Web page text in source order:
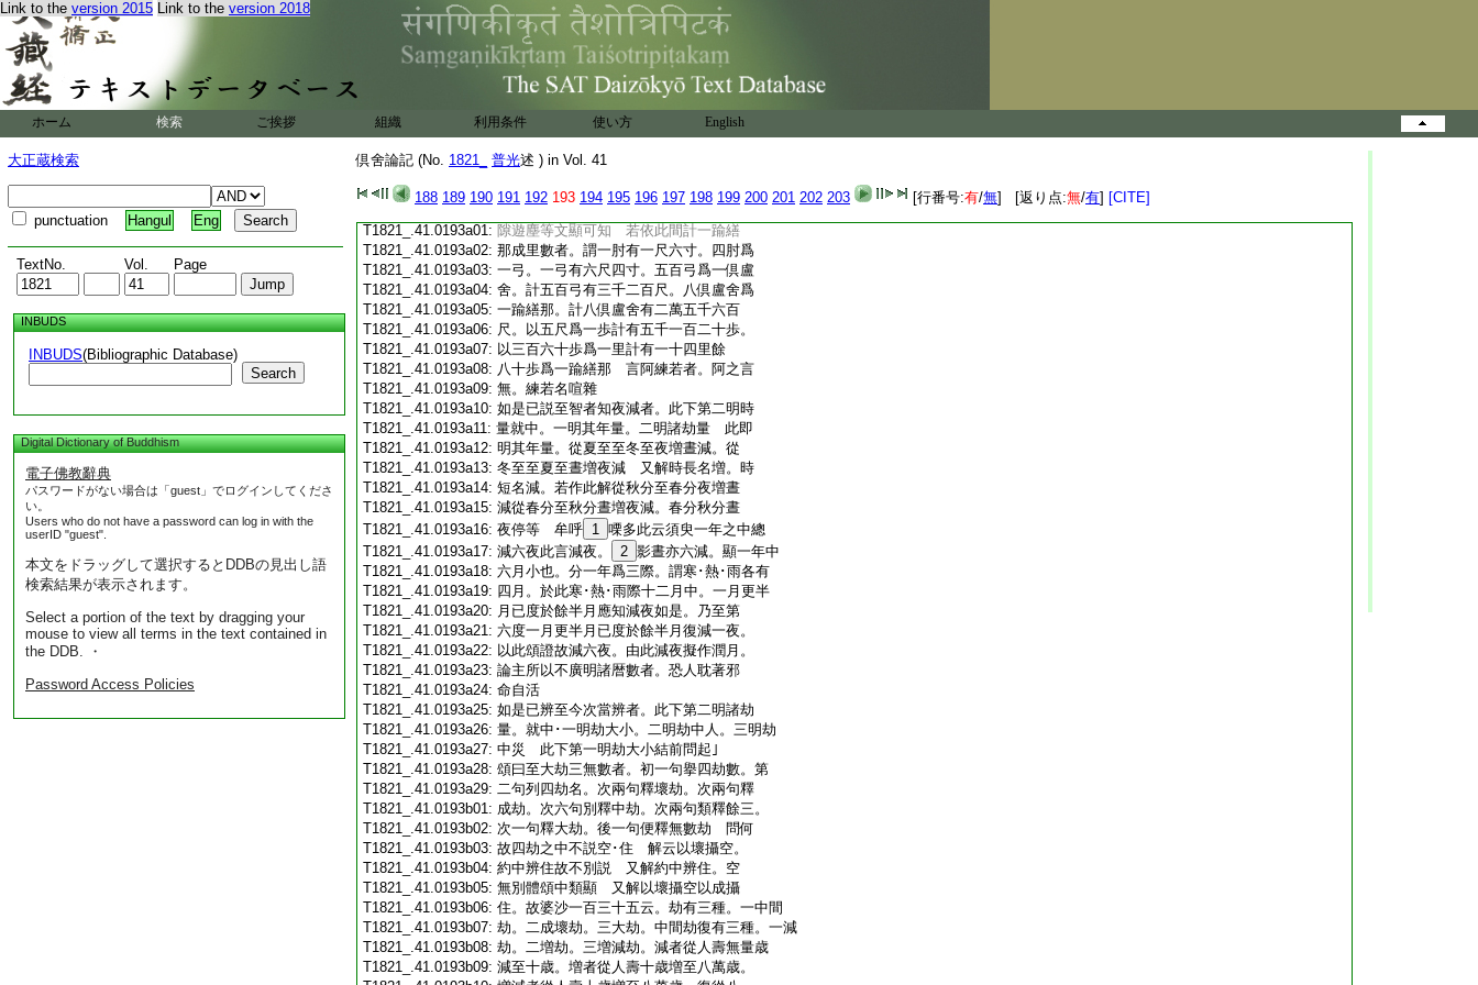
Link to the version 2015 Link to the version 2018
ホーム 検索 ご挨拶 組織 利用条件 使い方 English
大正蔵検索
punctuation Hangul Eng
TextNo. Vol. Page
INBUDS
INBUDS(Bibliographic Database)
Search
Digital Dictionary of Buddhism
電子佛教辭典
パスワードがない場合は「guest」でログインしてくださ
い。
Users who do not have a password can log in with the
userID "guest".
本文をドラッグして選択するとDDBの見出し語
検索結果が表示されます。
Select a portion of the text by dragging your
mouse to view all terms in the text contained in
the DDB. ・
Password Access Policies
倶舍論記 (No. 1821_ 普光述 ) in Vol. 41
188 189 190 191 192 193 194 195 196 197 198 199 200 201 202 203 [行番号:有/無] [返り点:無/有] [CITE]
T1821_.41.0192c19:爲一微量。微顯細聚。梵云阿菟此名微。眼
T1821_.41.0192c20: 見色中最微細也。應知但爲天眼･輪王眼･
T1821_.41.0192c21:後有菩薩眼所見。積微至七爲一金塵。金･
T1821_.41.0192c22:
銀･銅･鐵總名爲金雜心云銅塵。舊倶舍云
鐵塵。皆局一偏。塵於金中往來不障故名
金塵 又解積微至七方於金上住故名
T1821_.41.0192c25:金塵。水塵兩釋亦爾兎毛塵量等兎毛端名
T1821_.41.0192c26: 兎毛塵 又解積水至七方於兎毛端上住
T1821_.41.0192c27:名兎毛塵。羊･牛毛塵兩釋亦爾
T1821_.41.0192c28: 一説。七微成一水塵。七水塵成一銅塵。七銅
T1821_.41.0193a01: 隙遊塵等文顯可知 若依此間計一踰繕
T1821_.41.0193a02: 那成里數者。謂一肘有一尺六寸。四肘爲
T1821_.41.0193a03: 一弓。一弓有六尺四寸。五百弓爲一倶盧
T1821_.41.0193a04: 舍。計五百弓有三千二百尺。八倶盧舍爲
T1821_.41.0193a05: 一踰繕那。計八倶盧舍有二萬五千六百
T1821_.41.0193a06: 尺。以五尺爲一歩計有五千一百二十歩。
T1821_.41.0193a07: 以三百六十歩爲一里計有一十四里餘
T1821_.41.0193a08: 八十歩爲一踰繕那 言阿練若者。阿之言
T1821_.41.0193a09: 無。練若名喧雜
T1821_.41.0193a10: 如是已説至智者知夜減者。此下第二明時
T1821_.41.0193a11: 量就中。一明其年量。二明諸劫量 此即
T1821_.41.0193a12: 明其年量。從夏至至冬至夜増晝減。從
T1821_.41.0193a13: 冬至至夏至晝増夜減 又解時長名増。時
T1821_.41.0193a14: 短名減。若作此解從秋分至春分夜増晝
T1821_.41.0193a15: 減從春分至秋分晝増夜減。春分秋分晝
T1821_.41.0193a16: 夜停等 牟呼 1 㗚多此云須臾一年之中總
T1821_.41.0193a17: 減六夜此言減夜。 2 影晝亦六減。顯一年中
T1821_.41.0193a18: 六月小也。分一年爲三際。謂寒･熱･雨各有
T1821_.41.0193a19: 四月。於此寒･熱･雨際十二月中。一月更半
T1821_.41.0193a20: 月已度於餘半月應知減夜如是。乃至第
T1821_.41.0193a21: 六度一月更半月已度於餘半月復減一夜。
T1821_.41.0193a22: 以此頌證故減六夜。由此減夜擬作潤月。
T1821_.41.0193a23: 論主所以不廣明諸暦數者。恐人耽著邪
T1821_.41.0193a24: 命自活
T1821_.41.0193a25: 如是已辨至今次當辨者。此下第二明諸劫
T1821_.41.0193a26: 量。就中･一明劫大小。二明劫中人。三明劫
T1821_.41.0193a27: 中災 此下第一明劫大小結前問起｣
T1821_.41.0193a28: 頌曰至大劫三無數者。初一句擧四劫數。第
T1821_.41.0193a29: 二句列四劫名。次兩句釋壞劫。次兩句釋
T1821_.41.0193b01: 成劫。次六句別釋中劫。次兩句類釋餘三。
T1821_.41.0193b02: 次一句釋大劫。後一句便釋無數劫 問何
T1821_.41.0193b03: 故四劫之中不説空･住 解云以壞攝空。
T1821_.41.0193b04: 約中辨住故不別説 又解約中辨住。空
T1821_.41.0193b05: 無別體頌中類顯 又解以壞攝空以成攝
T1821_.41.0193b06: 住。故婆沙一百三十五云。劫有三種。一中間
T1821_.41.0193b07: 劫。二成壞劫。三大劫。中間劫復有三種。一減
T1821_.41.0193b08: 劫。二増劫。三増減劫。減者從人壽無量歳
T1821_.41.0193b09: 減至十歳。増者從人壽十歳増至八萬歳。